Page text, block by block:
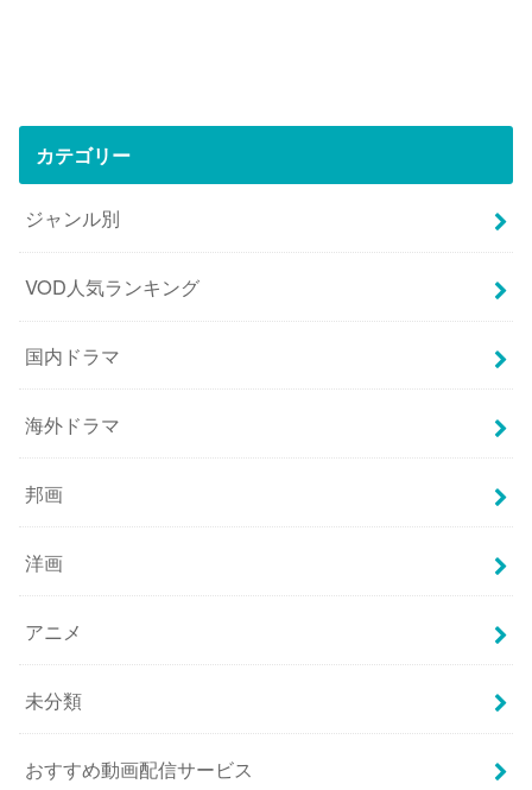
カテゴリー
ジャンル別
VOD人気ランキング
国内ドラマ
海外ドラマ
邦画
洋画
アニメ
未分類
おすすめ動画配信サービス